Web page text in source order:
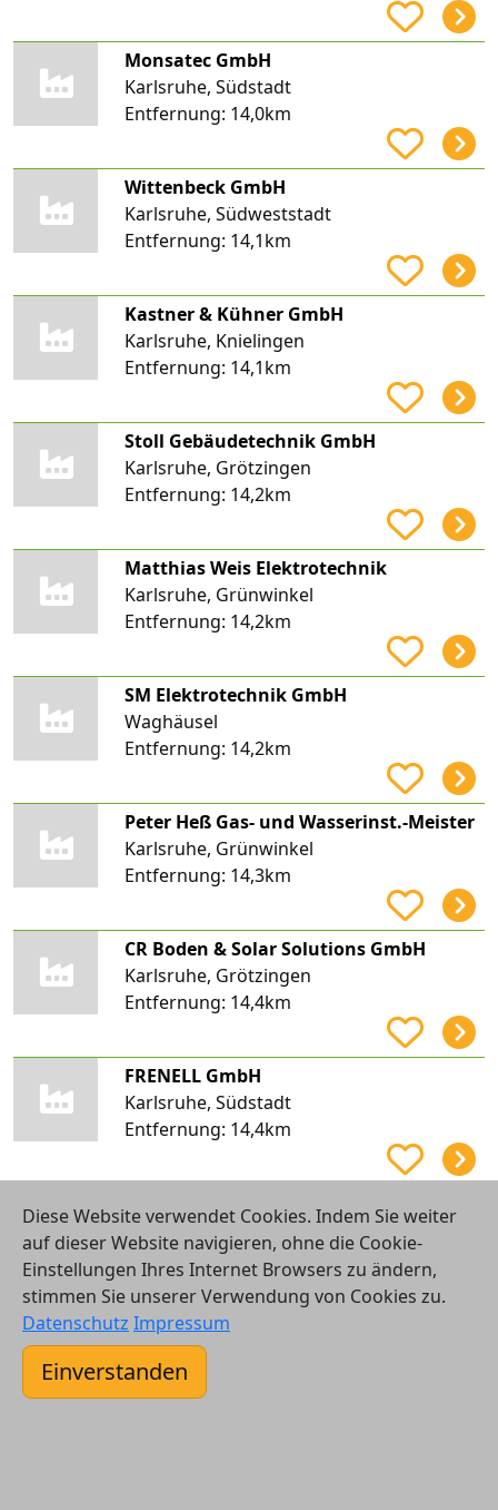
Monsatec GmbH
Karlsruhe, Südstadt
Entfernung: 14,0km
Wittenbeck GmbH
Karlsruhe, Südweststadt
Entfernung: 14,1km
Kastner & Kühner GmbH
Karlsruhe, Knielingen
Entfernung: 14,1km
Stoll Gebäudetechnik GmbH
Karlsruhe, Grötzingen
Entfernung: 14,2km
Matthias Weis Elektrotechnik
Karlsruhe, Grünwinkel
Entfernung: 14,2km
SM Elektrotechnik GmbH
Waghäusel
Entfernung: 14,2km
Peter Heß Gas- und Wasserinst.-Meister
Karlsruhe, Grünwinkel
Entfernung: 14,3km
CR Boden & Solar Solutions GmbH
Karlsruhe, Grötzingen
Entfernung: 14,4km
FRENELL GmbH
Karlsruhe, Südstadt
Entfernung: 14,4km
Karlsruhe, Grünwinkel
Entfernung:14,5km
MS Budgetoptimierung GmbH
Karlsruhe, Grünwinkel
Entfernung:
Diese Website verwendet Cookies. Indem Sie weiter
auf dieser Website navigieren, ohne die Cookie-
Einstellungen Ihres Internet Browsers zu ändern,
stimmen Sie unserer Verwendung von Cookies zu.
Datenschutz Impressum
Einverstanden